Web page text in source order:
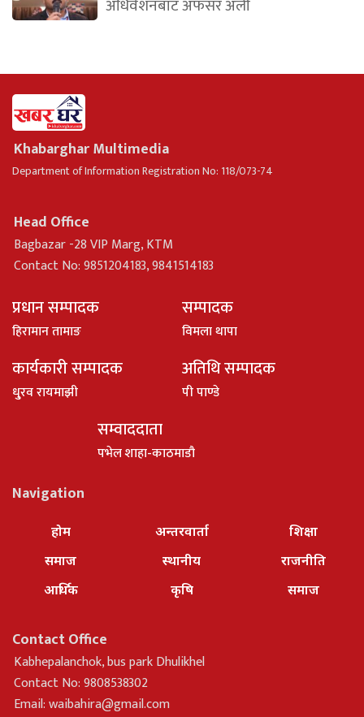
अधिवेशनबाट अफसर अली
Khabarghar Multimedia
Department of Information Registration No: 118/073-74
Head Office
Bagbazar -28 VIP Marg, KTM
Contact No: 9851204183, 9841514183
प्रधान सम्पादक
हिरामान तामाङ
सम्पादक
विमला थापा
कार्यकारी सम्पादक
धु्रव रायमाझी
अतिथि सम्पादक
पी पाण्डे
सम्वाददाता
पभेल शाहा-काठमाडौ
Navigation
होम
समाज
आर्थिक
अन्तरवार्ता
स्थानीय
कृषि
शिक्षा
राजनीति
समाज
Contact Office
Kabhepalanchok, bus park Dhulikhel
Contact No: 9808538302
Email:waibahira@gmail.com